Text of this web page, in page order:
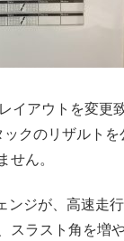
イアウトを変更
クのリザルト
せん。
ンジが、高速走
スラスト角を増